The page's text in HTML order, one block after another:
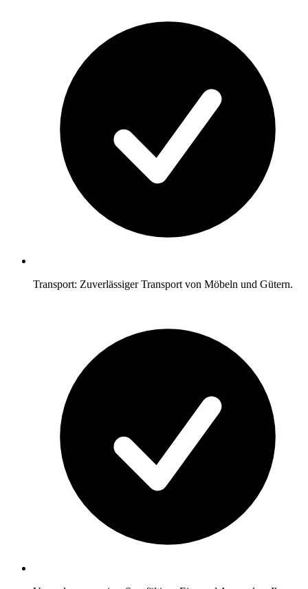
Transport: Zuverlässiger Transport von Möbeln und Gütern.